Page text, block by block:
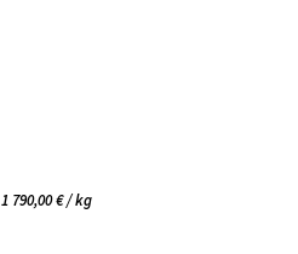
1 790,00 € / kg